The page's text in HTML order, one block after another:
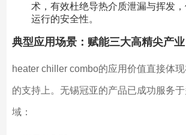
术，有效杜绝导热介质泄漏与挥发
运行的安全性。
典型应用场景：赋能三大高精尖产业
heater chiller combo的应用价值直接体
的支持上。无锡冠亚的产品已成功服务
域：